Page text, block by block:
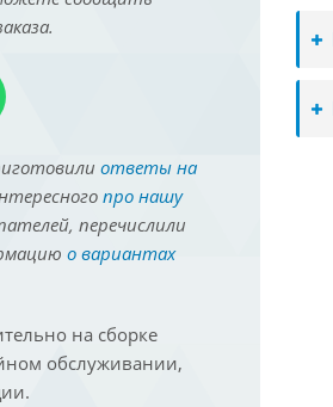
ответы на
про нашу
перечислили
о вариантах
на сборке
обслуживании,